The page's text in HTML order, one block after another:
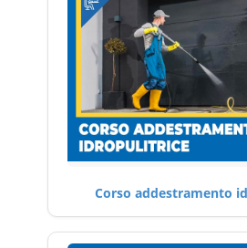
Corso addestramento